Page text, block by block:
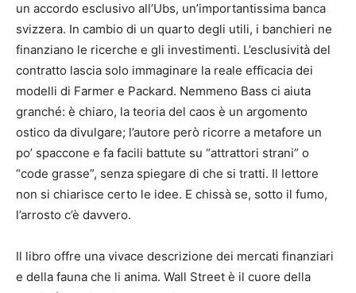
un accordo esclusivo all’Ubs, un’importantissima banca
svizzera. In cambio di un quarto degli utili, i banchieri ne
finanziano le ricerche e gli investimenti. L’esclusività del
contratto lascia solo immaginare la reale efficacia dei
modelli di Farmer e Packard. Nemmeno Bass ci aiuta
granché: è chiaro, la teoria del caos è un argomento
ostico da divulgare; l’autore però ricorre a metafore un
po’ spaccone e fa facili battute su “attrattori strani” o
“code grasse”, senza spiegare di che si tratti. Il lettore
non si chiarisce certo le idee. E chissà se, sotto il fumo,
l’arrosto c’è davvero.
Il libro offre una vivace descrizione dei mercati finanziari
e della fauna che li anima. Wall Street è il cuore della